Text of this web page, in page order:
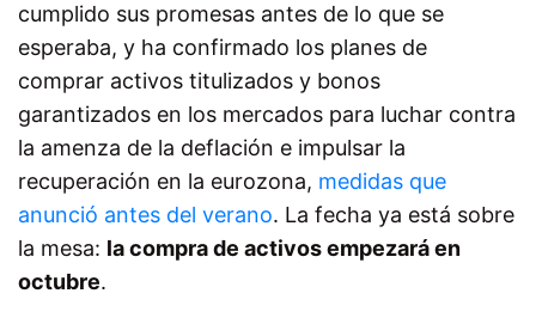
cumplido sus promesas antes de lo que se
esperaba, y ha confirmado los planes de
comprar activos titulizados y bonos
garantizados en los mercados para luchar contra
la amenza de la deflación e impulsar la
recuperación en la eurozona, medidas que
anunció antes del verano. La fecha ya está sobre
la mesa: la compra de activos empezará en
octubre.